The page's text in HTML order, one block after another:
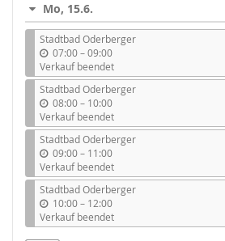
auswählen
Mo, 15.6.
Stadtbad Oderberger
07:00–b
i
s
09:00
Verkauf beendet
Stadtbad Oderberger
08:00–b
i
s
10:00
Verkauf beendet
Stadtbad Oderberger
09:00–b
i
s
11:00
Verkauf beendet
Stadtbad Oderberger
10:00–b
i
s
12:00
Verkauf beendet